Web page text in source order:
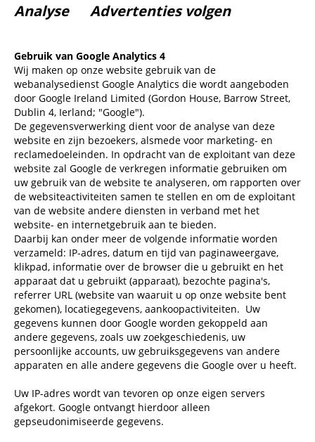
Analyse Advertenties volgen
Gebruik van Google Analytics 4
Wij maken op onze website gebruik van de
webanalysedienst Google Analytics die wordt aangeboden
door Google Ireland Limited (Gordon House, Barrow Street,
Dublin 4, Ierland; "Google").
De gegevensverwerking dient voor de analyse van deze
website en zijn bezoekers, alsmede voor marketing- en
reclamedoeleinden. In opdracht van de exploitant van deze
website zal Google de verkregen informatie gebruiken om
uw gebruik van de website te analyseren, om rapporten over
de websiteactiviteiten samen te stellen en om de exploitant
van de website andere diensten in verband met het
website- en internetgebruik aan te bieden.
Daarbij kan onder meer de volgende informatie worden
verzameld: IP-adres, datum en tijd van paginaweergave,
klikpad, informatie over de browser die u gebruikt en het
apparaat dat u gebruikt (apparaat), bezochte pagina's,
referrer URL (website van waaruit u op onze website bent
gekomen), locatiegegevens, aankoopactiviteiten. Uw
gegevens kunnen door Google worden gekoppeld aan
andere gegevens, zoals uw zoekgeschiedenis, uw
persoonlijke accounts, uw gebruiksgegevens van andere
apparaten en alle andere gegevens die Google over u heeft.
Uw IP-adres wordt van tevoren op onze eigen servers
afgekort. Google ontvangt hierdoor alleen
gepseudonimiseerde gegevens.